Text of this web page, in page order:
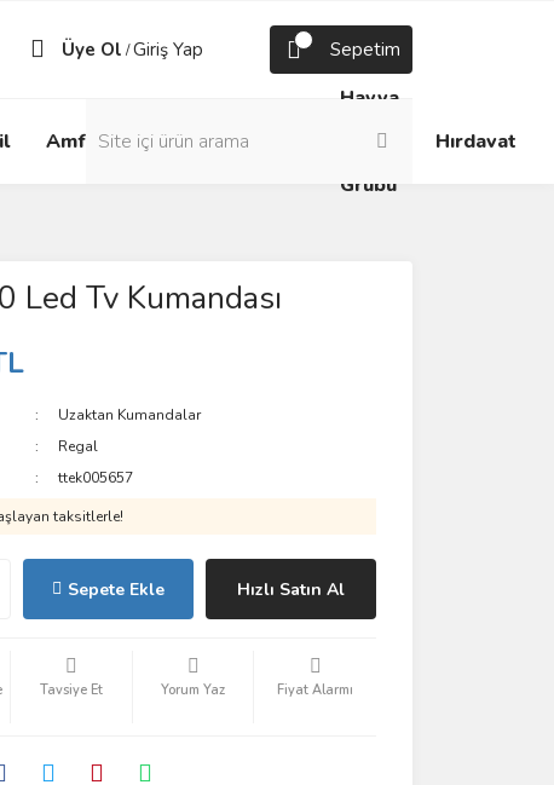
Üye Ol /Giriş Yap Sepetim
Amfi
Box
Prizler
Havya
Lehim
Grubu
Hırdavat
Led Tv Kumandası
Uzaktan Kumandalar
Regal
ttek005657
taksitlerle!
Sepete Ekle Hızlı Satın Al
Tavsiye Et Yorum Yaz Fiyat Alarmı